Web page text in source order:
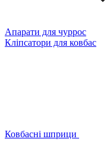
Апарати для чуррос
Кліпсатори для ковбас
Ковбасні шприци